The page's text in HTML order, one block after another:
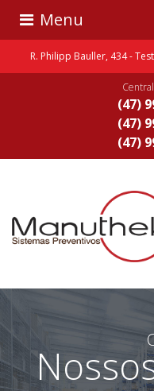
R. Philipp Bauller, 434 -
(47)
(47)
(47)
Menu